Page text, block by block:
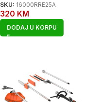
SKU: 16000RRE25A
320 KM
DODAJ U KORPU